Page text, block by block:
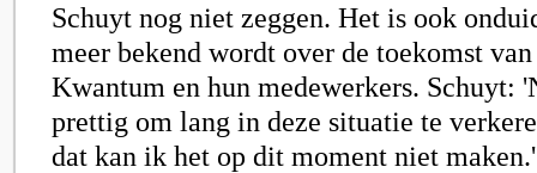
Schuyt nog niet zeggen. Het is ook
meer bekend wordt over de toekomst
Kwantum en hun medewerkers. Schuyt:
prettig om lang in deze situatie te
dat kan ik het op dit moment niet maken.'